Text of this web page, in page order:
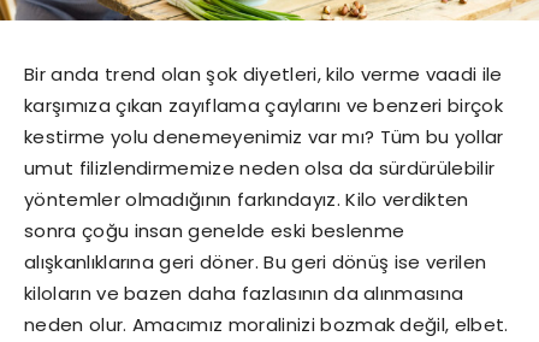
Bir anda trend olan şok diyetleri, kilo verme vaadi ile
karşımıza çıkan zayıflama çaylarını ve benzeri birçok
kestirme yolu denemeyenimiz var mı? Tüm bu yollar
umut filizlendirmemize neden olsa da sürdürülebilir
yöntemler olmadığının farkındayız. Kilo verdikten
sonra çoğu insan genelde eski beslenme
alışkanlıklarına geri döner. Bu geri dönüş ise verilen
kiloların ve bazen daha fazlasının da alınmasına
neden olur. Amacımız moralinizi bozmak değil, elbet.